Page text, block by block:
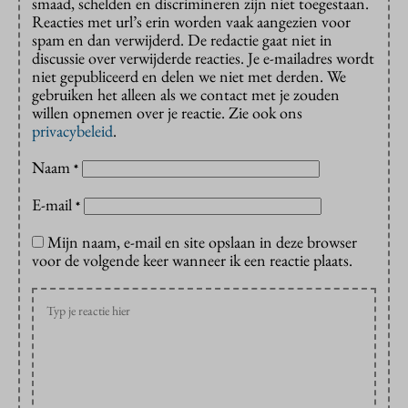
Reacties met url’s erin worden vaak aangezien voor
spam en dan verwijderd. De redactie gaat niet in
discussie over verwijderde reacties. Je e-mailadres wordt
niet gepubliceerd en delen we niet met derden. We
gebruiken het alleen als we contact met je zouden
willen opnemen over je reactie. Zie ook ons
privacybeleid.
Naam *
E-mail *
Mijn naam, e-mail en site opslaan in deze browser
voor de volgende keer wanneer ik een reactie plaats.